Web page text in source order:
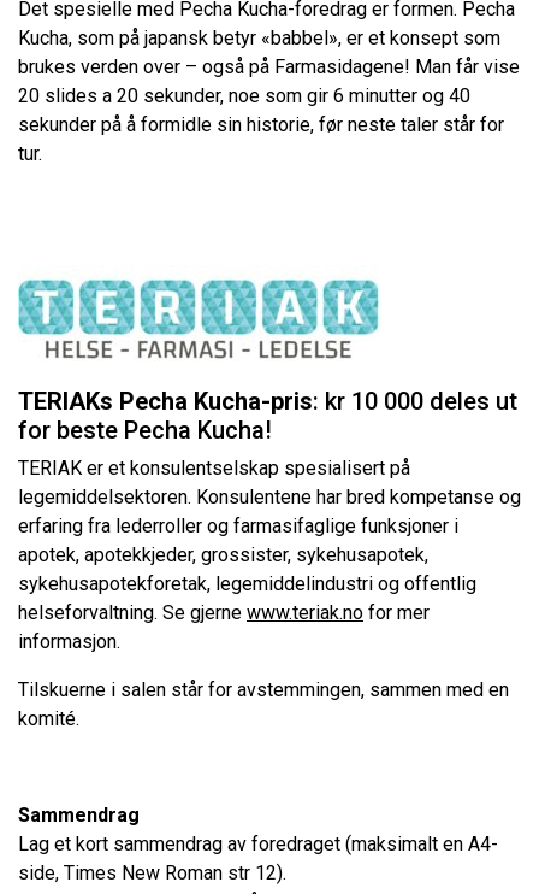
Det spesielle med Pecha Kucha-foredrag er formen. Pecha
Kucha, som på japansk betyr «babbel», er et konsept som
brukes verden over – også på Farmasidagene! Man får vise
20 slides a 20 sekunder, noe som gir 6 minutter og 40
sekunder på å formidle sin historie, før neste taler står for
tur.
TERIAKs Pecha Kucha-pris: kr 10 000 deles ut
for beste Pecha Kucha!
TERIAK er et konsulentselskap spesialisert på
legemiddelsektoren. Konsulentene har bred kompetanse og
erfaring fra lederroller og farmasifaglige funksjoner i
apotek, apotekkjeder, grossister, sykehusapotek,
sykehusapotekforetak, legemiddelindustri og offentlig
helseforvaltning. Se gjerne www.teriak.no for mer
informasjon.
Tilskuerne i salen står for avstemmingen, sammen med en
komité.
Sammendrag
Lag et kort sammendrag av foredraget (maksimalt en A4-
side, Times New Roman str 12).